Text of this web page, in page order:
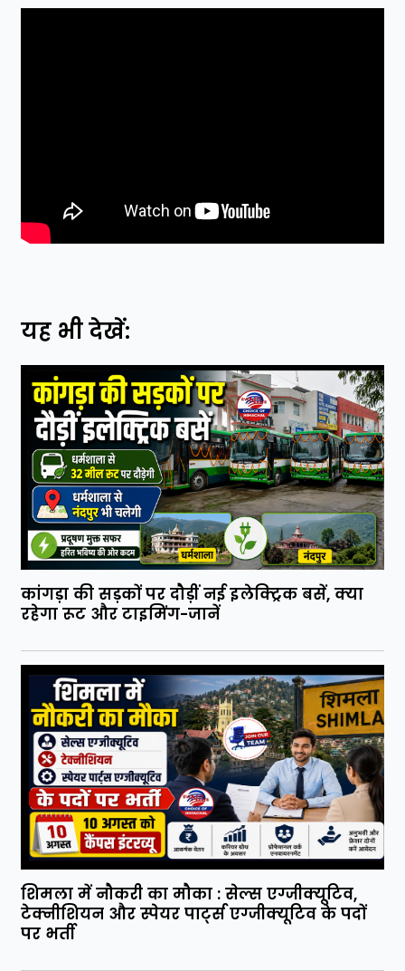
यह भी देखें:
कांगड़ा की सड़कों पर दौड़ीं नई इलेक्ट्रिक बसें, क्या
रहेगा रूट और टाइमिंग-जानें
शिमला में नौकरी का मौका : सेल्स एग्जीक्यूटिव,
टेक्नीशियन और स्पेयर पार्ट्स एग्जीक्यूटिव के पदों
पर भर्ती